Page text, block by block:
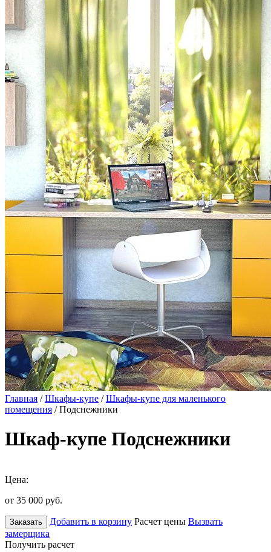
Главная /Шкафы-купе /Шкафы-купе для маленького
помещения / Подснежники
Шкаф-купе Подснежники
Цена:
от 35 000 руб.
Заказать Добавить в корзину Расчет цены Вызвать
замерщика
Получить расчет